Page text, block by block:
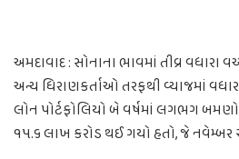
અમદાવાદ : સોનાના ભાવમાં તીવ્ર
અન્ય ધિરાણકર્તાઓ તરફથી વ્યાજમાં
લોન પોર્ટફોલિયો બે વર્ષમાં લગભગ
૧૫.૬ લાખ કરોડ થઈ ગયો હતો, જે નવેમ્બર